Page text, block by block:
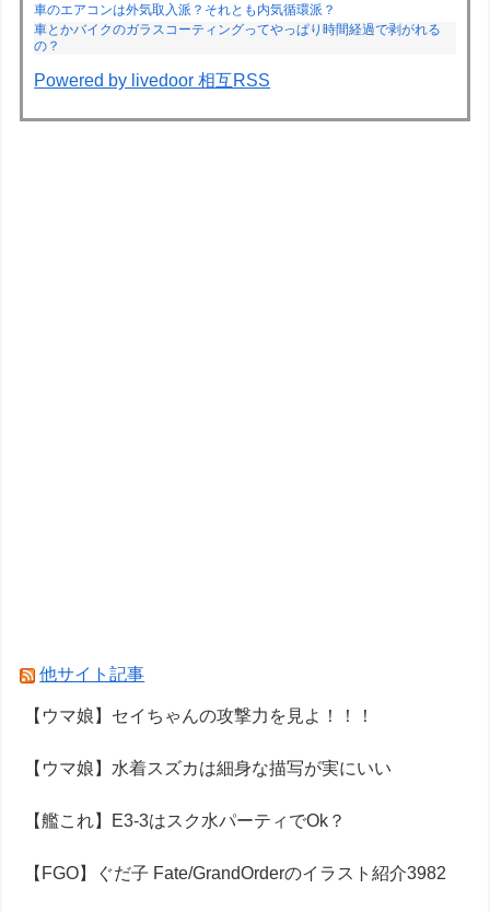
車のエアコンは外気取入派？それとも内気循環派？
車とかバイクのガラスコーティングってやっぱり時間経過で剥がれる
の？
Powered by livedoor 相互RSS
他サイト記事
【ウマ娘】セイちゃんの攻撃力を見よ！！！
【ウマ娘】水着スズカは細身な描写が実にいい
【艦これ】E3-3はスク水パーティでOk？
【FGO】ぐだ子 Fate/GrandOrderのイラスト紹介3982